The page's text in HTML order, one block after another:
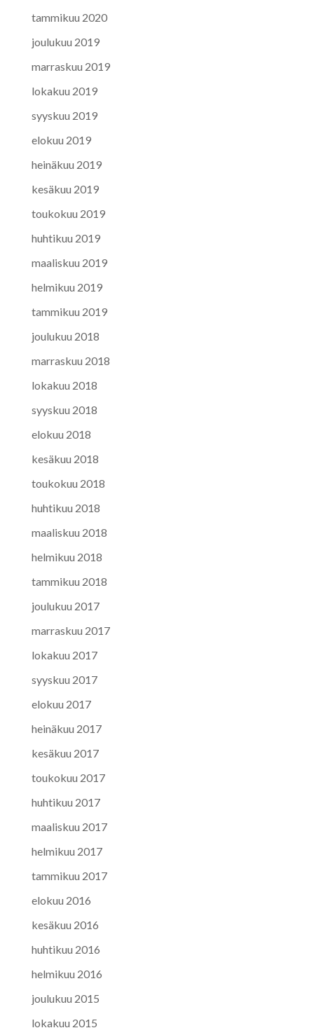
tammikuu 2020
joulukuu 2019
marraskuu 2019
lokakuu 2019
syyskuu 2019
elokuu 2019
heinäkuu 2019
kesäkuu 2019
toukokuu 2019
huhtikuu 2019
maaliskuu 2019
helmikuu 2019
tammikuu 2019
joulukuu 2018
marraskuu 2018
lokakuu 2018
syyskuu 2018
elokuu 2018
kesäkuu 2018
toukokuu 2018
huhtikuu 2018
maaliskuu 2018
helmikuu 2018
tammikuu 2018
joulukuu 2017
marraskuu 2017
lokakuu 2017
syyskuu 2017
elokuu 2017
heinäkuu 2017
kesäkuu 2017
toukokuu 2017
huhtikuu 2017
maaliskuu 2017
helmikuu 2017
tammikuu 2017
elokuu 2016
kesäkuu 2016
huhtikuu 2016
helmikuu 2016
joulukuu 2015
lokakuu 2015